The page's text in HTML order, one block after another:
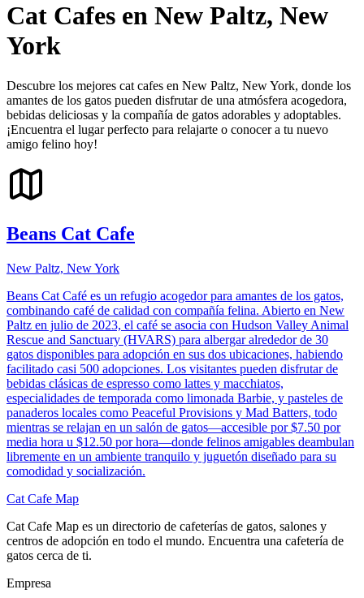
Cat Cafes en New Paltz, New
York
Descubre los mejores cat cafes en New Paltz, New York, donde los
amantes de los gatos pueden disfrutar de una atmósfera acogedora,
bebidas deliciosas y la compañía de gatos adorables y adoptables.
¡Encuentra el lugar perfecto para relajarte o conocer a tu nuevo
amigo felino hoy!
Beans Cat Cafe
New Paltz, New York
Beans Cat Café es un refugio acogedor para amantes de los gatos,
combinando café de calidad con compañía felina. Abierto en New
Paltz en julio de 2023, el café se asocia con Hudson Valley Animal
Rescue and Sanctuary (HVARS) para albergar alrededor de 30
gatos disponibles para adopción en sus dos ubicaciones, habiendo
facilitado casi 500 adopciones. Los visitantes pueden disfrutar de
bebidas clásicas de espresso como lattes y macchiatos,
especialidades de temporada como limonada Barbie, y pasteles de
panaderos locales como Peaceful Provisions y Mad Batters, todo
mientras se relajan en un salón de gatos—accesible por $7.50 por
media hora u $12.50 por hora—donde felinos amigables deambulan
libremente en un ambiente tranquilo y juguetón diseñado para su
comodidad y socialización.
Cat Cafe Map
Cat Cafe Map es un directorio de cafeterías de gatos, salones y
centros de adopción en todo el mundo. Encuentra una cafetería de
gatos cerca de ti.
Empresa